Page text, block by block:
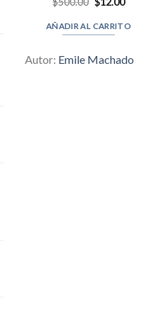
price
was:
$500.00.
is:
$12.00.
AÑADIR AL CARRITO
Autor: Emile Machado